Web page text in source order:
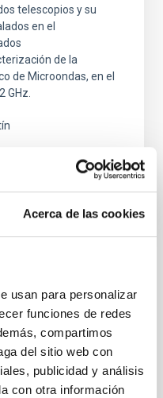
Acerca de las cookies
usan para personalizar
funciones de redes
compartimos
del sitio web con
publicidad y análisis
con otra información
telescopios y su
en el
de la
de Microondas, en el
GHz.